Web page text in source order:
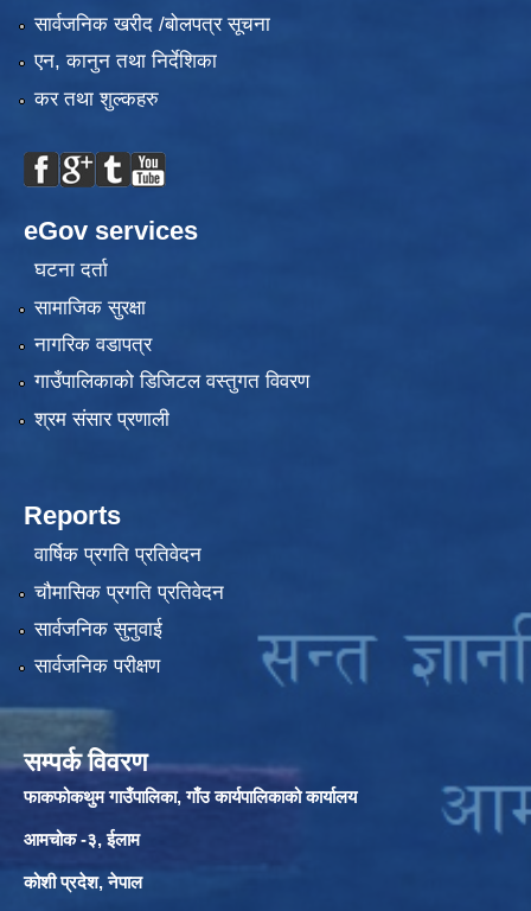
सार्वजनिक खरीद /बोलपत्र सूचना
एन, कानुन तथा निर्देशिका
कर तथा शुल्कहरु
eGov services
घटना दर्ता
सामाजिक सुरक्षा
नागरिक वडापत्र
गाउँपालिकाको डिजिटल वस्तुगत विवरण
श्रम संसार प्रणाली
Reports
वार्षिक प्रगति प्रतिवेदन
चौमासिक प्रगति प्रतिवेदन
सार्वजनिक सुनुवाई
सार्वजनिक परीक्षण
सम्पर्क विवरण
फाकफोकथुम गाउँपालिका, गाँउ कार्यपालिकाको कार्यालय
आमचोक -३, ईलाम
कोशी प्रदेश, नेपाल